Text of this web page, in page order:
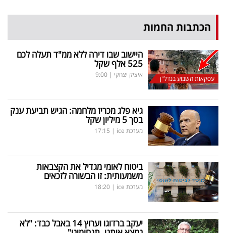
הכתבות החמות
עסקאות השבוע בנדל"ן
היישוב שבו דירה ללא ממ"ד תעלה לכם
525 אלף שקל
איציק יצחקי |
9:00
גיא פלג מכריז מלחמה: הגיש תביעת ענק
בסך 5 מיליון שקל
מערכת ice |
17:15
ביטוח לאומי מגדיל את הקצבאות
משמעותית: זו הבשורה לזכאים
מערכת ice |
18:20
יעקב ברדוגו וערוץ 14 באבל כבד: "לא